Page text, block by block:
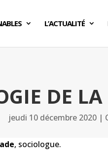
L’ACTUALITÉ
DE
jeudi 10 décembre 2020 |
, sociologue.